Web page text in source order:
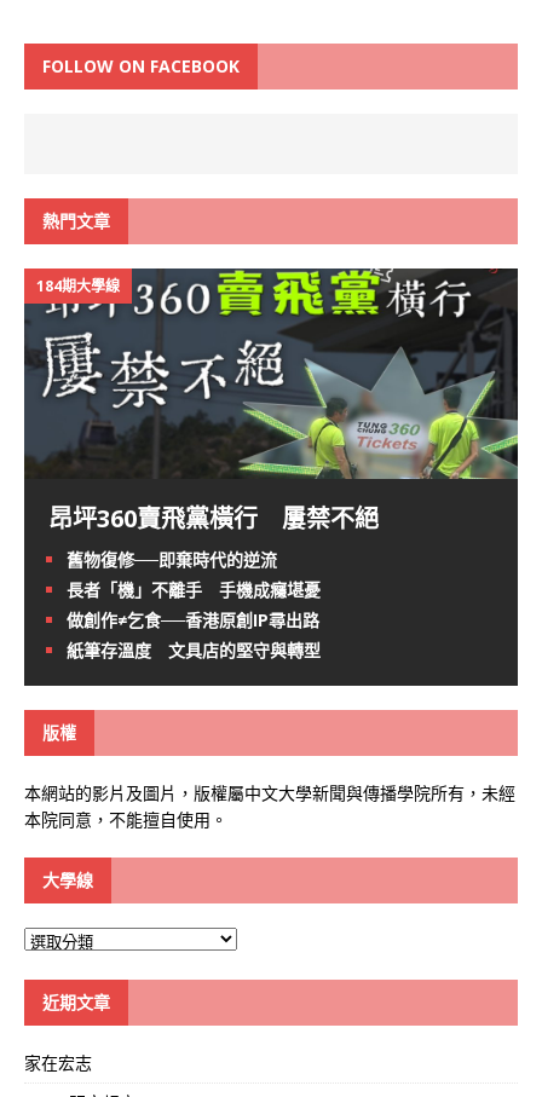
FOLLOW ON FACEBOOK
熱門文章
184期大學線
昂坪360賣飛黨橫行 屢禁不絕
舊物復修──即棄時代的逆流
長者「機」不離手 手機成癮堪憂
做創作≠乞食──香港原創IP尋出路
紙筆存溫度 文具店的堅守與轉型
版權
本網站的影片及圖片，版權屬中文大學新聞與傳播學院所有，未經
本院同意，不能擅自使用。
大學線
大
近期文章
家在宏志